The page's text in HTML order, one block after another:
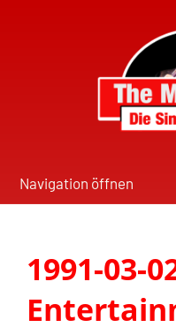
Navigation öffnen
1991-03-